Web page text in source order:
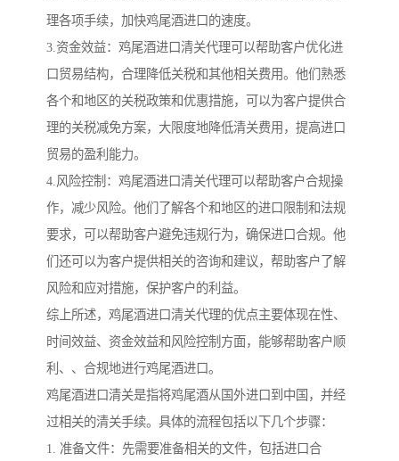
理各项手续，加快鸡尾酒进口的速度。
3.资金效益：鸡尾酒进口清关代理可以帮助客户优化进
口贸易结构，合理降低关税和其他相关费用。他们熟悉
各个和地区的关税政策和优惠措施，可以为客户提供合
理的关税减免方案，大限度地降低清关费用，提高进口
贸易的盈利能力。
4.风险控制：鸡尾酒进口清关代理可以帮助客户合规操
作，减少风险。他们了解各个和地区的进口限制和法规
要求，可以帮助客户避免违规行为，确保进口合规。他
们还可以为客户提供相关的咨询和建议，帮助客户了解
风险和应对措施，保护客户的利益。
综上所述，鸡尾酒进口清关代理的优点主要体现在性、
时间效益、资金效益和风险控制方面，能够帮助客户顺
利、、合规地进行鸡尾酒进口。
鸡尾酒进口清关是指将鸡尾酒从国外进口到中国，并经
过相关的清关手续。具体的流程包括以下几个步骤：
1. 准备文件：先需要准备相关的文件，包括进口合